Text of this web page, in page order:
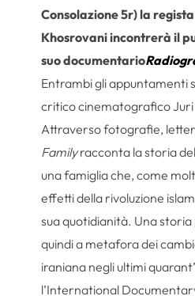
Consolazione 5r) la
Khosrovani incontrerà il
suo documentario
Entrambi gli appuntamenti
critico cinematografico Juri
Attraverso fotografie,
Familyracconta la storia
una famiglia che, come
effetti della rivoluzione
sua quotidianità. Una
quindi a metafora dei
iraniana negli ultimi
l’International